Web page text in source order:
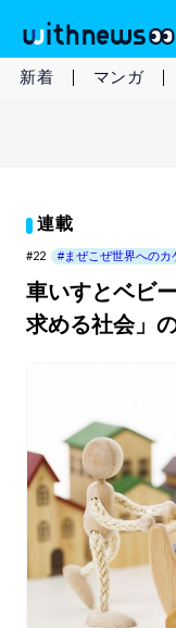
新着 マンガ
連載
#22 #まぜこぜ世界へのカ
車いすとベビ
求める社会」